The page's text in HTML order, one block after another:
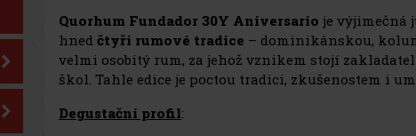
Quorhum Fundador 30Y Aniversario je výjimečná
hned čtyři rumové tradice – dominikánskou,
velmi osobitý rum, za jehož vznikem stojí zakladatel
škol. Tahle edice je poctou tradici, zkušenostem i
Degustační profil: